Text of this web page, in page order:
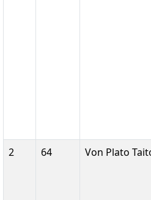
2 64 Von Plato